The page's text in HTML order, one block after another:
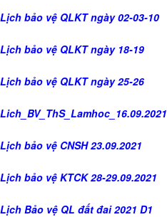
Lịch bảo vệ QLKT ngày 02-03-10
Lịch bảo vệ QLKT ngày 18-19
Lịch bảo vệ QLKT ngày 25-26
Lich_BV_ThS_Lamhoc_16.09.2021
Lịch bảo vệ CNSH 23.09.2021
Lịch bảo vệ KTCK 28-29.09.2021
Lịch Bảo vệ QL đất đai 2021 D1